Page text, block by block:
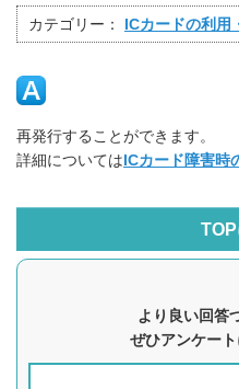
カテゴリー： ICカードの利用
再発行することができます。
詳細についてはICカード障害時
より良い回答
ぜひアンケー